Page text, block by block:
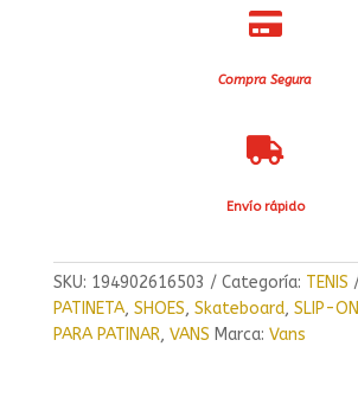

Compra Segura

Envío rápido
SKU: 194902616503 Categoría: TENIS
PATINETA, SHOES, Skateboard, SLIP-ON
PARA PATINAR, VANS Marca: Vans